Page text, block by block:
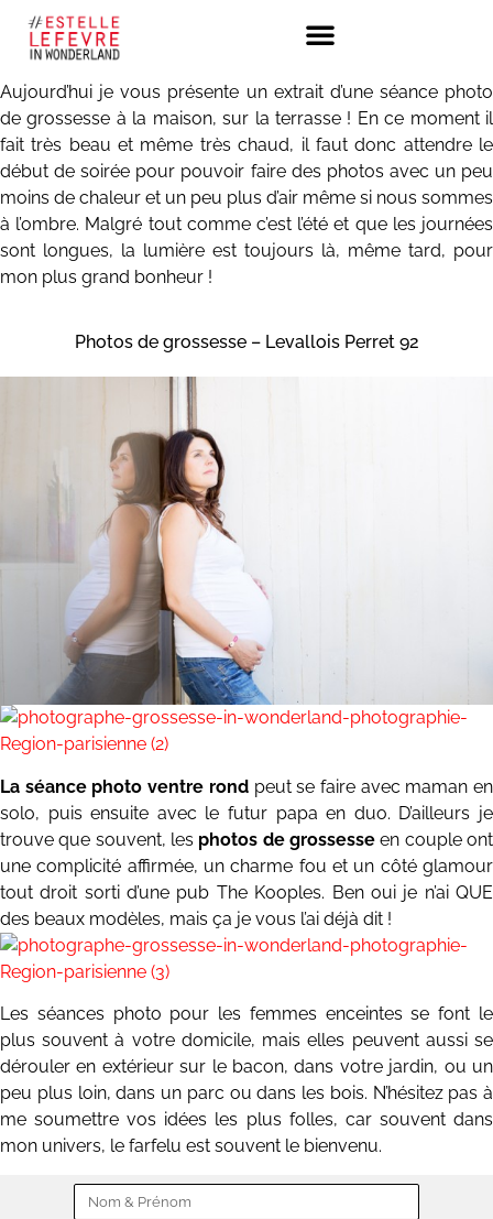
Aujourd’hui je vous présente un extrait d’une séance photo
de grossesse à la maison, sur la terrasse ! En ce moment il
fait très beau et même très chaud, il faut donc attendre le
début de soirée pour pouvoir faire des photos avec un peu
moins de chaleur et un peu plus d’air même si nous sommes
à l’ombre. Malgré tout comme c’est l’été et que les journées
sont longues, la lumière est toujours là, même tard, pour
mon plus grand bonheur !
Photos de grossesse – Levallois Perret 92
La séance photo ventre rondpeut se faire avec maman en
solo, puis ensuite avec le futur papa en duo. D’ailleurs je
trouve que souvent, les photos de grossesse en couple ont
une complicité affirmée, un charme fou et un côté glamour
tout droit sorti d’une pub The Kooples. Ben oui je n’ai QUE
des beaux modèles, mais ça je vous l’ai déjà dit !
Les séances photo pour les femmes enceintes se font le
plus souvent à votre domicile, mais elles peuvent aussi se
dérouler en extérieur sur le bacon, dans votre jardin, ou un
peu plus loin, dans un parc ou dans les bois. N’hésitez pas à
me soumettre vos idées les plus folles, car souvent dans
mon univers, le farfelu est souvent le bienvenu.